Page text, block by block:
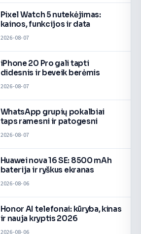
Pixel Watch 5 nutekėjimas:
kainos, funkcijos ir data
2026-08-07
iPhone 20 Pro gali tapti
didesnis ir beveik berėmis
2026-08-07
WhatsApp grupių pokalbiai
taps ramesni ir patogesni
2026-08-07
Huawei nova 16 SE: 8500 mAh
baterija ir ryškus ekranas
2026-08-06
Honor AI telefonai: kūryba, kinas
ir nauja kryptis 2026